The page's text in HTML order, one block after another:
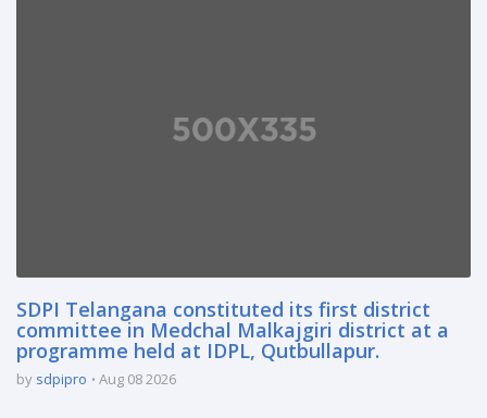
SDPI Telangana constituted its first district
committee in Medchal Malkajgiri district at a
programme held at IDPL, Qutbullapur.
by sdpipro Aug 08 2026